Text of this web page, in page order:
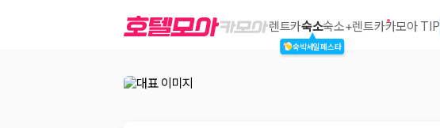
세인트존스 호텔 렌트카숙소
숙박세일페스타
숙소+렌트카카모아 TIP